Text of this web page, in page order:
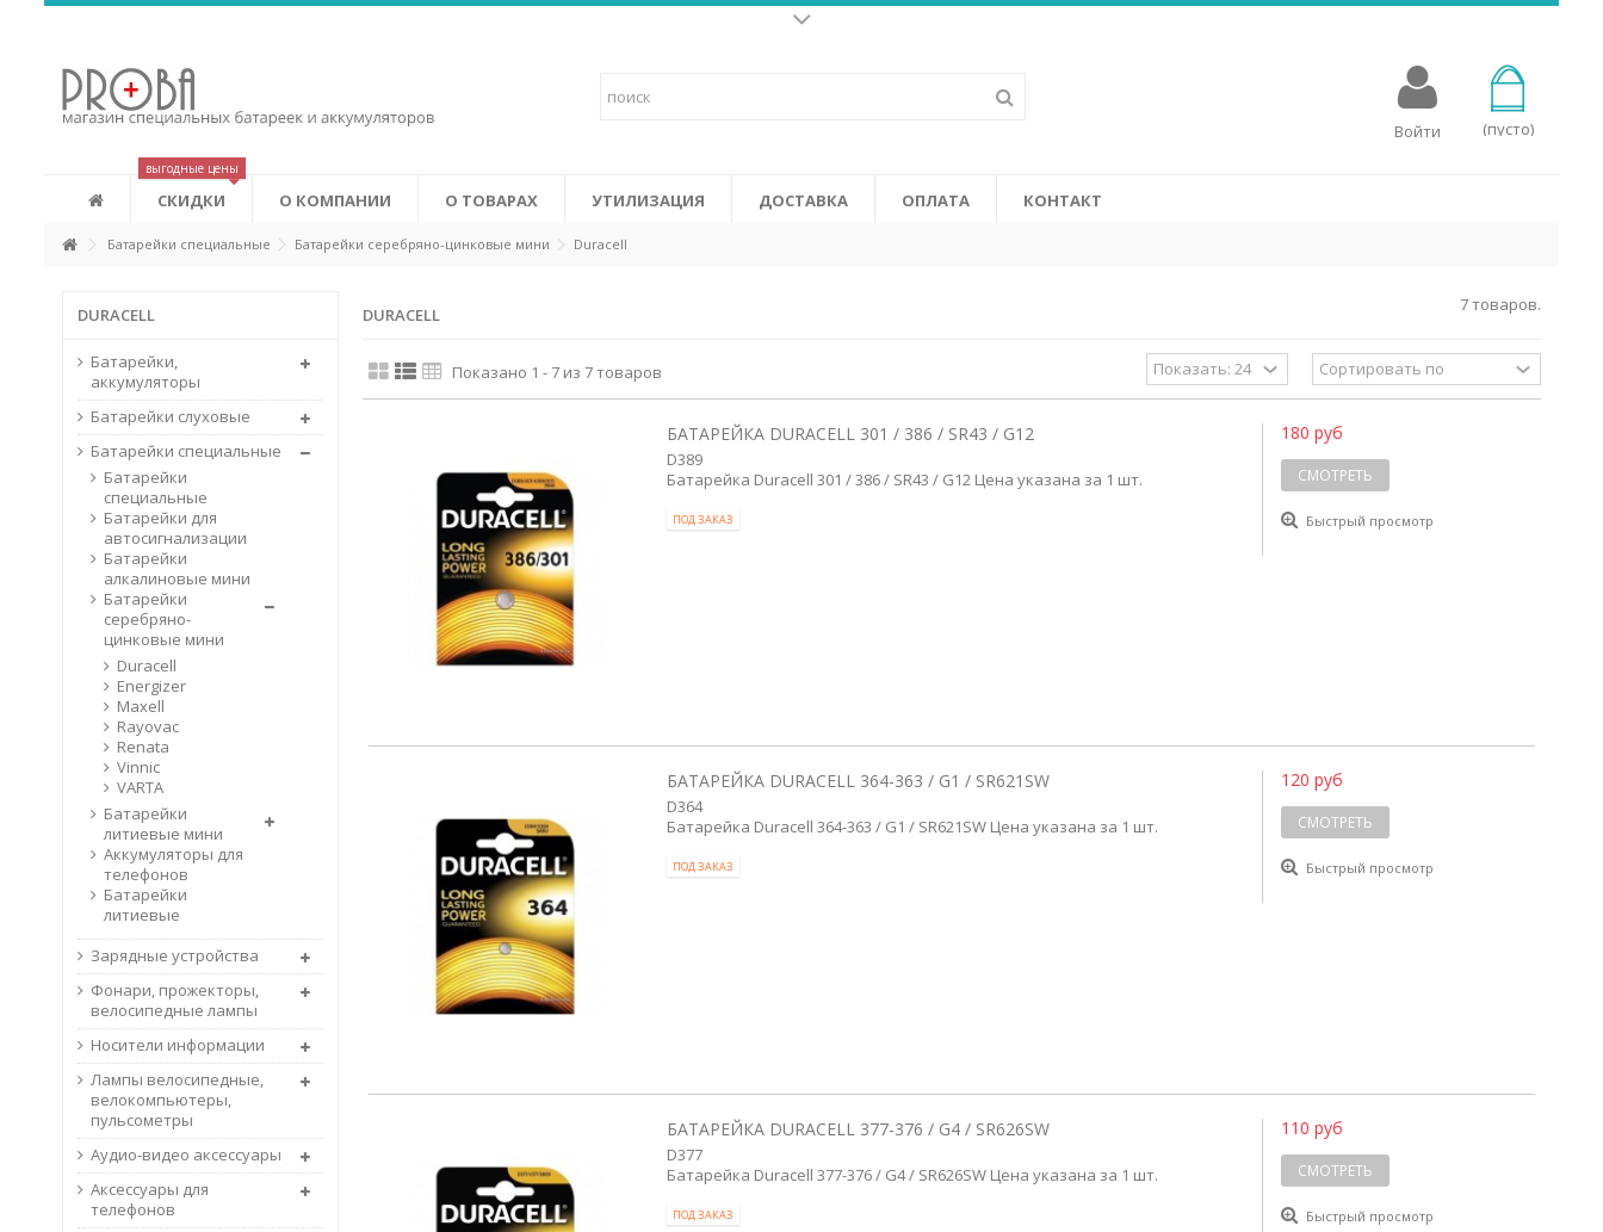
Это новые аккумуляторы, которые сочетают в себе удобство щелочных батареек и
экономичность аккумуляторов. Eneloop может изменить вашу жизнь к
лучшему. Первоначальная зарядка аккумуляторов производится от солнечных батарей в
соответствии с системой «зеленых» сертификатов (Green Power Certifi cation System).
Высококачественные батарейки для слуховых аппаратов, разработаны специально для
последних высокоэффективных устройств. Батарейки Rayovac для слухового аппарата
объединяют в себе повышенную мощность с эко-сознательным процессом производства, в
(пусто)
Войти
СКИДКИ
выгодные цены
О КОМПАНИИ О ТОВАРАХ УТИЛИЗАЦИЯ ДОСТАВКА ОПЛАТА КОНТАКТ
Батарейки специальные Батарейки серебряно-цинковые мини Duracell
DURACELL 7 товаров.
Показано 1 - 7 из 7 товаров
БАТАРЕЙКА DURACELL 301 / 386 / SR43 / G12
D389
Батарейка Duracell 301 / 386 / SR43 / G12 Цена указана за 1 шт.
ПОД ЗАКАЗ
180 руб
СМОТРЕТЬ
Быстрый просмотр
БАТАРЕЙКА DURACELL 364-363 / G1 / SR621SW
D364
Батарейка Duracell 364-363 / G1 / SR621SW Цена указана за 1 шт.
ПОД ЗАКАЗ
120 руб
СМОТРЕТЬ
Быстрый просмотр
БАТАРЕЙКА DURACELL 377-376 / G4 / SR626SW
D377
Батарейка Duracell 377-376 / G4 / SR626SW Цена указана за 1 шт.
ПОД ЗАКАЗ
110 руб
СМОТРЕТЬ
Быстрый просмотр
DURACELL
Батарейки,
аккумуляторы
Батарейки слуховые
Батарейки специальные
Батарейки
специальные
Батарейки для
автосигнализации
Батарейки
алкалиновые мини
Батарейки
серебряно-
цинковые мини
Duracell
Energizer
Maxell
Rayovac
Renata
Vinnic
VARTA
Батарейки
литиевые мини
Аккумуляторы для
телефонов
Батарейки
литиевые
Зарядные устройства
Фонари, прожекторы,
велосипедные лампы
Носители информации
Лампы велосипедные,
велокомпьютеры,
пульсометры
Аудио-видео аксессуары
Аксессуары для
телефонов